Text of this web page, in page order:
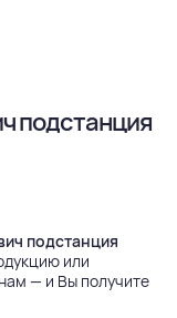
подстанция
подстанция
или
— и Вы получите